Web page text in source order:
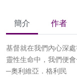
簡介 作者
基督就在我們內心深
靈性生命中，我們便
─奧利維亞．格利民